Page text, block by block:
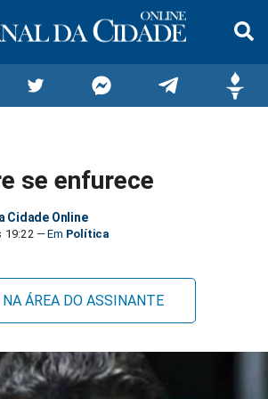
no
Twitter
no
Messenger
se enfurece
Cidade Online
19:22 Política
NA ÁREA DO ASSINANTE